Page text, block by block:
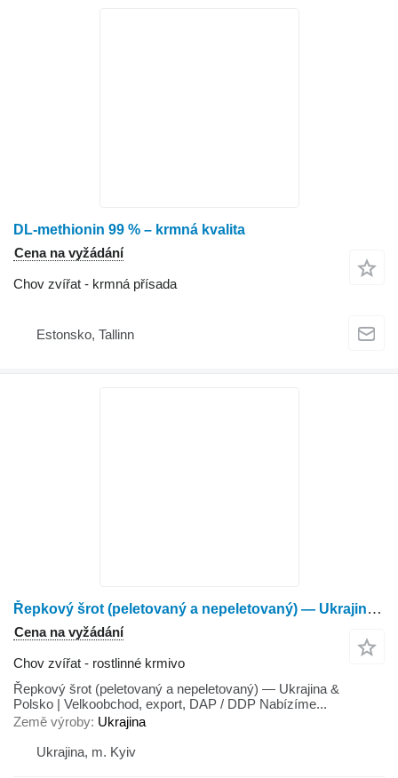
DL-methionin 99 % – krmná kvalita
Cena na vyžádání
Chov zvířat - krmná přísada
Estonsko, Tallinn
Řepkový šrot (peletovaný a nepeletovaný) — Ukrajina & Polsko | Velkoobchod, export, DAP / DDP
Cena na vyžádání
Chov zvířat - rostlinné krmivo
Řepkový šrot (peletovaný a nepeletovaný) — Ukrajina &
Polsko | Velkoobchod, export, DAP / DDP Nabízíme...
Země výroby Ukrajina
Ukrajina, m. Kyiv